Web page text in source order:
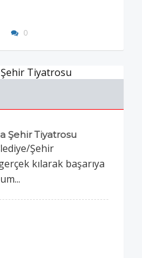
0
Şehir Tiyatrosu
Şehir
kılarak başarıya